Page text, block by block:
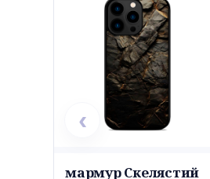
‹
мармур Скелястий